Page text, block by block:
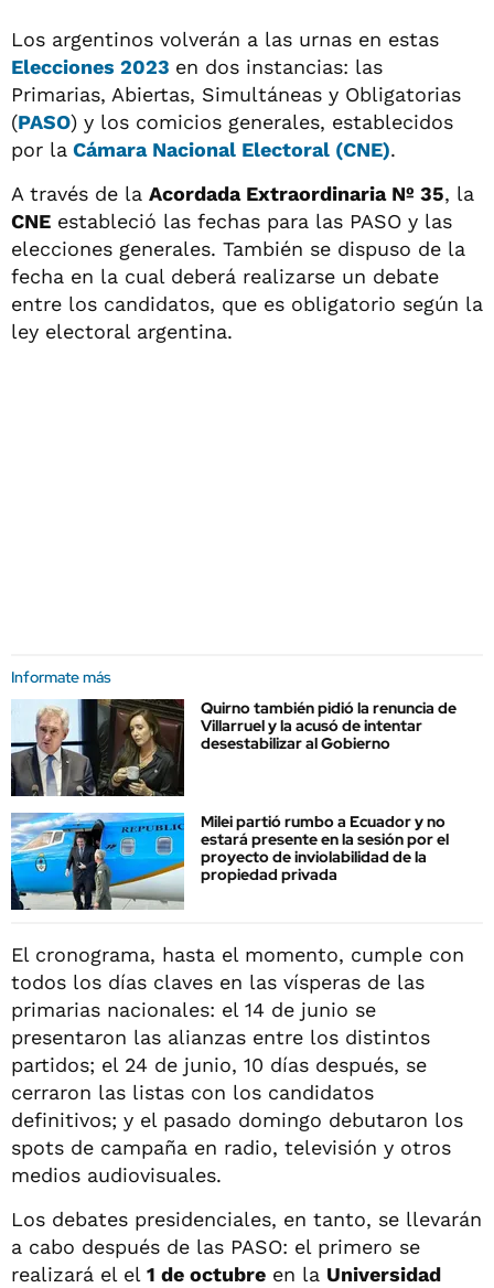
Los argentinos volverán a las urnas en estas
Elecciones 2023 en dos instancias: las
Primarias, Abiertas, Simultáneas y Obligatorias
(PASO) y los comicios generales, establecidos
por la Cámara Nacional Electoral (CNE).
A través de la Acordada Extraordinaria Nº 35, la
CNE estableció las fechas para las PASO y las
elecciones generales. También se dispuso de la
fecha en la cual deberá realizarse un debate
entre los candidatos, que es obligatorio según la
ley electoral argentina.
Informate más
Quirno también pidió la renuncia de
Villarruel y la acusó de intentar
desestabilizar al Gobierno
Milei partió rumbo a Ecuador y no
estará presente en la sesión por el
proyecto de inviolabilidad de la
propiedad privada
El cronograma, hasta el momento, cumple con
todos los días claves en las vísperas de las
primarias nacionales: el 14 de junio se
presentaron las alianzas entre los distintos
partidos; el 24 de junio, 10 días después, se
cerraron las listas con los candidatos
definitivos; y el pasado domingo debutaron los
spots de campaña en radio, televisión y otros
medios audiovisuales.
Los debates presidenciales, en tanto, se llevarán
a cabo después de las PASO: el primero se
realizará el el 1 de octubre en la Universidad